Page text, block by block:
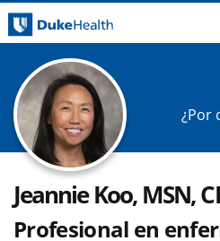
¿Por
Jeannie Koo, MSN,
Profesional en